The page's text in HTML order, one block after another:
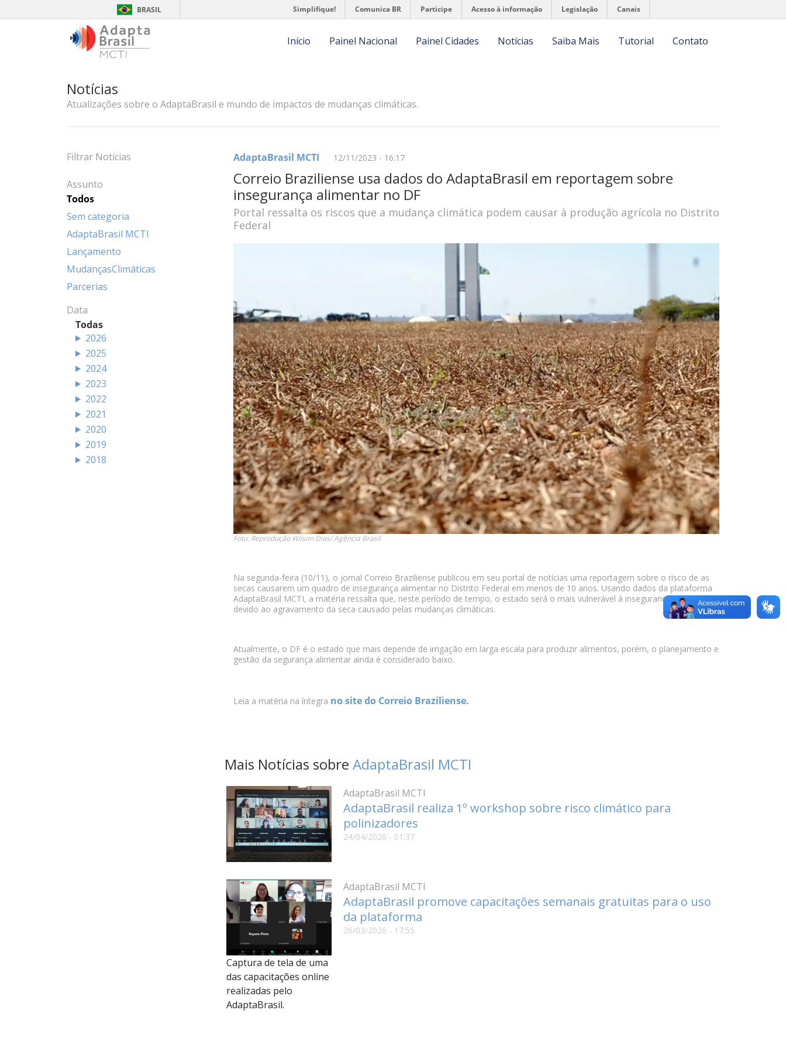
BRASIL Simplifique! Comunica BR Participe Acesso à informação Legislação Canais
navegação
Início Painel Nacional Painel Cidades Notícias Saiba Mais Tutorial Contato
Notícias
Atualizações sobre o AdaptaBrasil e mundo de impactos de mudanças climáticas.
AdaptaBrasil MCTI 12/11/2023 - 16:17
Correio Braziliense usa dados do AdaptaBrasil em reportagem sobre
insegurança alimentar no DF
Portal ressalta os riscos que a mudança climática podem causar à produção agrícola no Distrito
Federal
Foto: Reprodução Wilson Dias/ Agência Brasil
Na segunda-feira (10/11), o jornal Correio Braziliense publicou em seu portal de notícias uma reportagem sobre o risco de as
secas causarem um quadro de insegurança alimentar no Distrito Federal em menos de 10 anos. Usando dados da plataforma
AdaptaBrasil MCTI, a matéria ressalta que, neste período de tempo, o estado será o mais vulnerável à insegurança alimentar
devido ao agravamento da seca causado pelas mudanças climáticas.
Atualmente, o DF é o estado que mais depende de irrigação em larga escala para produzir alimentos, porém, o planejamento e
gestão da segurança alimentar ainda é considerado baixo.
Leia a matéria na íntegra no site do Correio Braziliense.
Mais Notícias sobre AdaptaBrasil MCTI
AdaptaBrasil MCTI
AdaptaBrasil realiza 1º workshop sobre risco climático para
polinizadores
24/04/2026 - 01:37
Captura de tela de uma
das capacitações online
realizadas pelo
AdaptaBrasil.
AdaptaBrasil MCTI
AdaptaBrasil promove capacitações semanais gratuitas para o uso
da plataforma
26/03/2026 - 17:55
Filtrar Notícias
Assunto
Todos
Sem categoria
AdaptaBrasil MCTI
Lançamento
MudançasClimáticas
Parcerias
Data
Todas
2026
2025
2024
2023
2022
2021
2020
2019
2018